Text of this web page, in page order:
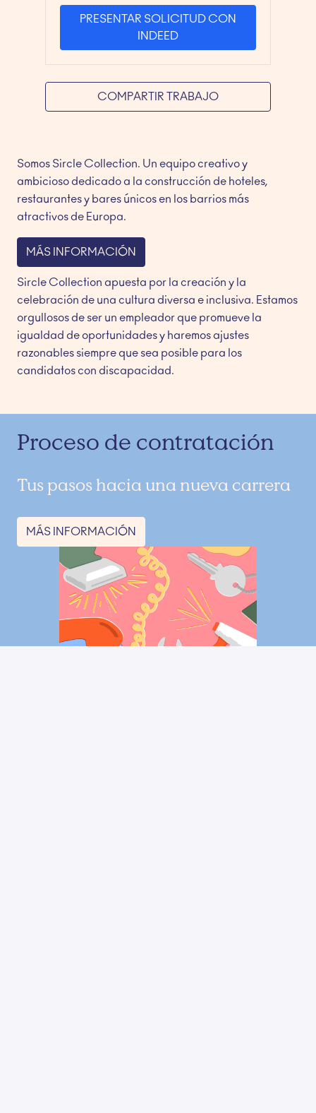
PRESENTAR SOLICITUD CON
INDEED
COMPARTIR TRABAJO
Somos Sircle Collection. Un equipo creativo y
ambicioso dedicado a la construcción de hoteles,
restaurantes y bares únicos en los barrios más
atractivos de Europa.
MÁS INFORMACIÓN
Sircle Collection apuesta por la creación y la
celebración de una cultura diversa e inclusiva. Estamos
orgullosos de ser un empleador que promueve la
igualdad de oportunidades y haremos ajustes
razonables siempre que sea posible para los
candidatos con discapacidad.
Proceso de contratación
Tus pasos hacia una nueva carrera
MÁS INFORMACIÓN